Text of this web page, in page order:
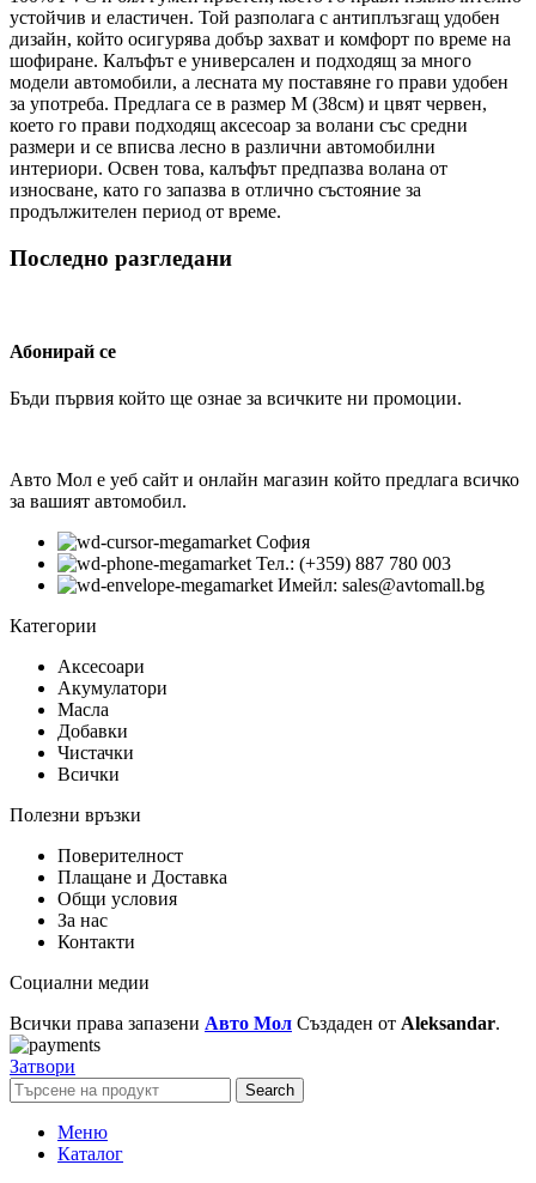
устойчив и еластичен. Той разполага с антиплъзгащ удобен
дизайн, който осигурява добър захват и комфорт по време на
шофиране. Калъфът е универсален и подходящ за много
модели автомобили, а лесната му поставяне го прави удобен
за употреба. Предлага се в размер М (38см) и цвят червен,
което го прави подходящ аксесоар за волани със средни
размери и се вписва лесно в различни автомобилни
интериори. Освен това, калъфът предпазва волана от
износване, като го запазва в отлично състояние за
продължителен период от време.
Последно разгледани
Абонирай се
Бъди първия който ще ознае за всичките ни промоции.
Авто Мол е уеб сайт и онлайн магазин който предлага всичко
за вашият автомобил.
София
Тел.: (+359) 887 780 003
Имейл: sales@avtomall.bg
Категории
Аксесоари
Акумулатори
Масла
Добавки
Чистачки
Всички
Полезни връзки
Поверителност
Плащане и Доставка
Общи условия
За нас
Контакти
Социални медии
Всички права запазени Авто Мол Създаден от Aleksandar.
Затвори
Search
Меню
Каталог